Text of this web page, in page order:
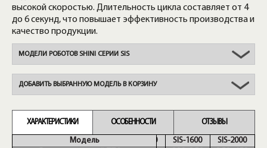
МОДЕЛИ РОБОТОВ SHINI СЕРИИ SIS
высокой скоростью. Длительность цикла составляет от 4
до 6 секунд, что повышает эффективность производства и
качество продукции.
ДОБАВИТЬ ВЫБРАННУЮ МОДЕЛЬ В КОРЗИНУ
ХАРАКТЕРИСТИКИ ОСОБЕННОСТИ ОТЗЫВЫ
Модель
SIS-1300 SIS-1600
SIS-2000